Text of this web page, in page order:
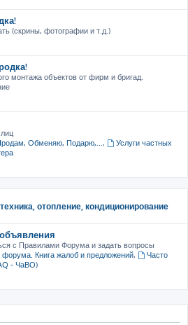
(скрины, фотографии и т.д.)
монтажа объектов от фирм и бригад.
Обменяю, Подарю,...,
Услуги частных
отопление, кондиционирование
с Правилами Форума и задать вопросы
Книга жалоб и предложений,
Часто
- ЧаВО)